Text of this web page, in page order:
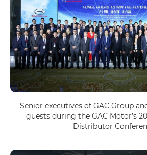
Senior executives of GAC Group
guests during the GAC Motor’s
Distributor